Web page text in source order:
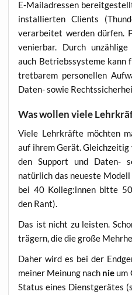
E‑Mailadressen
instal­lier­ten Cli­ents
ver­ar­bei­tet wer­den dür­fen.
ve­nier­bar. Durch
auch Betriebs­sys­te­me
tret­ba­rem per­so­nel­len
Daten- sowie
Was wollen viele
Vie­le Lehr­kräf­te möch­ten
auf ihrem Gerät.
den Sup­port und Daten-
natür­lich das neu­es­te
bei 40 Kolleg:innen bit­te
den Rant).
Das ist nicht zu leis­ten.
trä­gern, die die gro­ße
Daher wird es bei der
mei­ner Mei­nung nach nie um
Sta­tus eines Dienst­ge­rä­tes